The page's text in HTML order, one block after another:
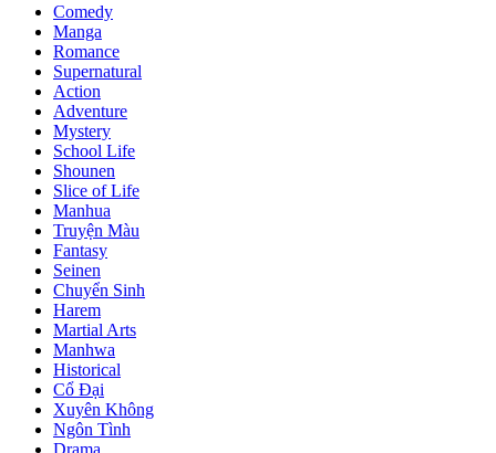
Comedy
Manga
Romance
Supernatural
Action
Adventure
Mystery
School Life
Shounen
Slice of Life
Manhua
Truyện Màu
Fantasy
Seinen
Chuyển Sinh
Harem
Martial Arts
Manhwa
Historical
Cổ Đại
Xuyên Không
Ngôn Tình
Drama